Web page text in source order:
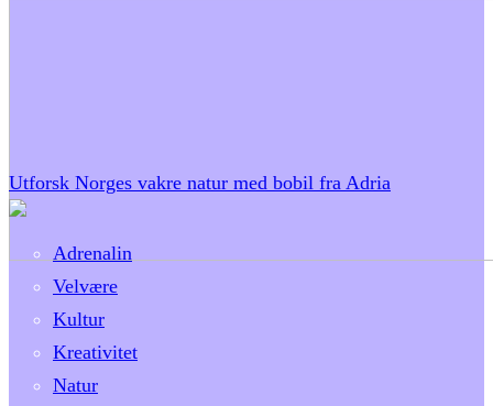
Utforsk Norges vakre natur med bobil fra Adria
Adrenalin
Velvære
Kultur
Kreativitet
Natur